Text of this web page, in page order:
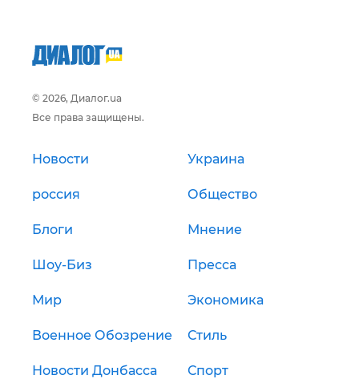
© 2026, Диалог.ua
Все права защищены.
Новости Украина
россия Общество
Блоги Мнение
Шоу-Биз Пресса
Мир Экономика
Военное Обозрение Стиль
Новости Донбасса Спорт